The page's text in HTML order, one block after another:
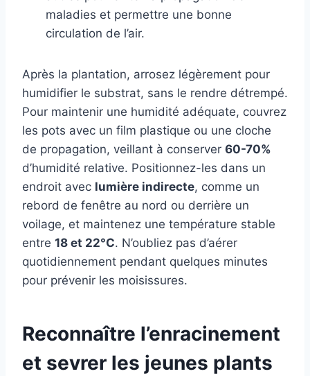
maladies et permettre une bonne
circulation de l’air.
Après la plantation, arrosez légèrement pour
humidifier le substrat, sans le rendre détrempé.
Pour maintenir une humidité adéquate, couvrez
les pots avec un film plastique ou une cloche
de propagation, veillant à conserver 60-70%
d’humidité relative. Positionnez-les dans un
endroit avec lumière indirecte, comme un
rebord de fenêtre au nord ou derrière un
voilage, et maintenez une température stable
entre 18 et 22°C. N’oubliez pas d’aérer
quotidiennement pendant quelques minutes
pour prévenir les moisissures.
Reconnaître l’enracinement
et sevrer les jeunes plants